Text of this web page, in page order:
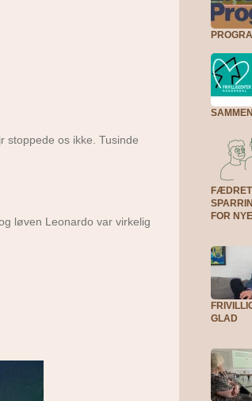
stoppede os ikke. Tusinde
løven Leonardo var virkelig
FOR
GLAD